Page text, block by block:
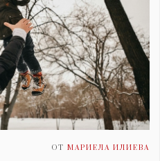
ОТ МАРИЕЛА ИЛИЕВА